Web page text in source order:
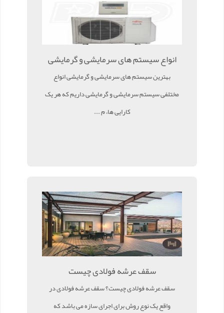
انواع سیستم های سرمایشی و گرمایشی
بهترین سیستم های سرمایشی و گرمایشی انواع
مختلفی سیستم سرمایشی و گرمایشی داریم که هر یک
کارایی ها، م ...
سقف عرشه فولادی چیست
سقف عرشه فولادی چیست؟ سقف عرشه فولادی در
واقع یک نوع روش برای اجرای سازه می باشد که